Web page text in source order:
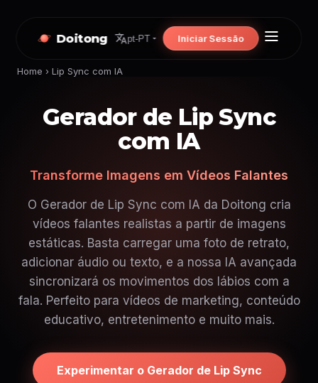
Doitong pt-PT Iniciar Sessão
Home › Lip Sync com IA
Gerador de Lip Sync
com IA
Transforme Imagens em Vídeos Falantes
O Gerador de Lip Sync com IA da Doitong cria
vídeos falantes realistas a partir de imagens
estáticas. Basta carregar uma foto de retrato,
adicionar áudio ou texto, e a nossa IA avançada
sincronizará os movimentos dos lábios com a
fala. Perfeito para vídeos de marketing, conteúdo
educativo, entretenimento e muito mais.
Experimentar o Gerador de Lip Sync